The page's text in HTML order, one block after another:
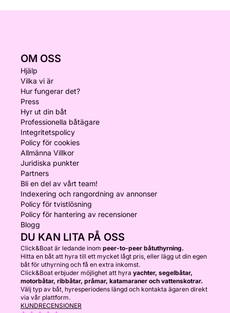
OM OSS
Hjälp
Vilka vi är
Hur fungerar det?
Press
Hyr ut din båt
Professionella båtägare
Integritetspolicy
Policy för cookies
Allmänna Villkor
Juridiska punkter
Partners
Bli en del av vårt team!
Indexering och rangordning av annonser
Policy för tvistlösning
Policy för hantering av recensioner
Blogg
DU KAN LITA PÅ OSS
Click&Boat är ledande inom peer-to-peer båtuthyrning.
Hitta en båt att hyra till ett mycket lågt pris, eller lägg ut din egen
båt för uthyrning och få en extra inkomst.
Click&Boat erbjuder möjlighet att hyra yachter, segelbåtar,
motorbåtar, ribbåtar, pråmar, katamaraner och vattenskotrar.
Välj typ av båt, hyresperiodens längd och kontakta ägaren direkt
via vår plattform.
KUNDRECENSIONER